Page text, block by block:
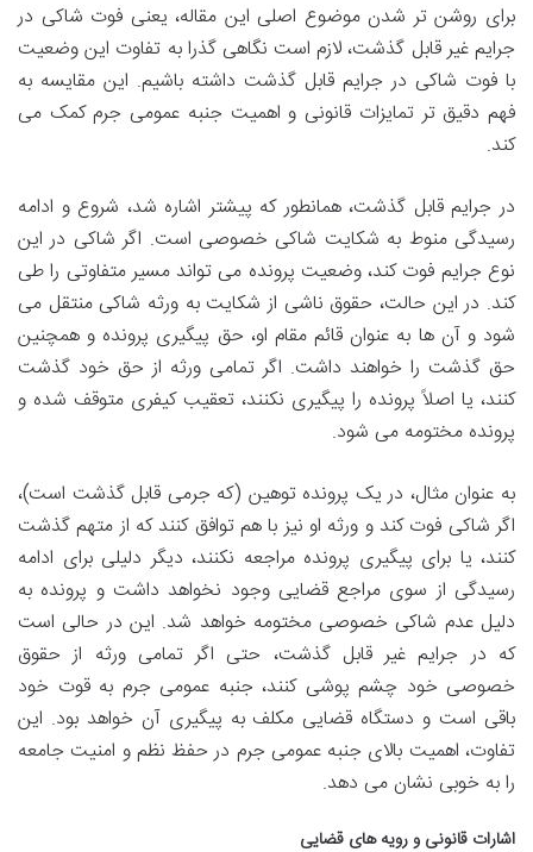
برای روشن تر شدن موضوع اصلی این مقاله، یعنی فوت شاکی در
جرایم غیر قابل گذشت، لازم است نگاهی گذرا به تفاوت این وضعیت
با فوت شاکی در جرایم قابل گذشت داشته باشیم. این مقایسه به
فهم دقیق تر تمایزات قانونی و اهمیت جنبه عمومی جرم کمک می
کند.
در جرایم قابل گذشت، همانطور که پیشتر اشاره شد، شروع و ادامه
رسیدگی منوط به شکایت شاکی خصوصی است. اگر شاکی در این
نوع جرایم فوت کند، وضعیت پرونده می تواند مسیر متفاوتی را طی
کند. در این حالت، حقوق ناشی از شکایت به ورثه شاکی منتقل می
شود و آن ها به عنوان قائم مقام او، حق پیگیری پرونده و همچنین
حق گذشت را خواهند داشت. اگر تمامی ورثه از حق خود گذشت
کنند، یا اصلاً پرونده را پیگیری نکنند، تعقیب کیفری متوقف شده و
پرونده مختومه می شود.
به عنوان مثال، در یک پرونده توهین (که جرمی قابل گذشت است)،
اگر شاکی فوت کند و ورثه او نیز با هم توافق کنند که از متهم گذشت
کنند، یا برای پیگیری پرونده مراجعه نکنند، دیگر دلیلی برای ادامه
رسیدگی از سوی مراجع قضایی وجود نخواهد داشت و پرونده به
دلیل عدم شاکی خصوصی مختومه خواهد شد. این در حالی است
که در جرایم غیر قابل گذشت، حتی اگر تمامی ورثه از حقوق
خصوصی خود چشم پوشی کنند، جنبه عمومی جرم به قوت خود
باقی است و دستگاه قضایی مکلف به پیگیری آن خواهد بود. این
تفاوت، اهمیت بالای جنبه عمومی جرم در حفظ نظم و امنیت جامعه
را به خوبی نشان می دهد.
اشارات قانونی و رویه های قضایی